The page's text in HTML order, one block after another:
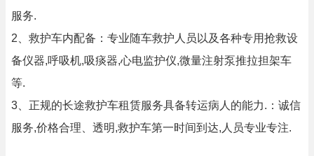
服务.
2、救护车内配备：专业随车救护人员以及各种专用抢救设
备仪器,呼吸机,吸痰器,心电监护仪,微量注射泵推拉担架车
等.
3、正规的长途救护车租赁服务具备转运病人的能力.：诚信
服务,价格合理、透明,救护车第一时间到达,人员专业专注.